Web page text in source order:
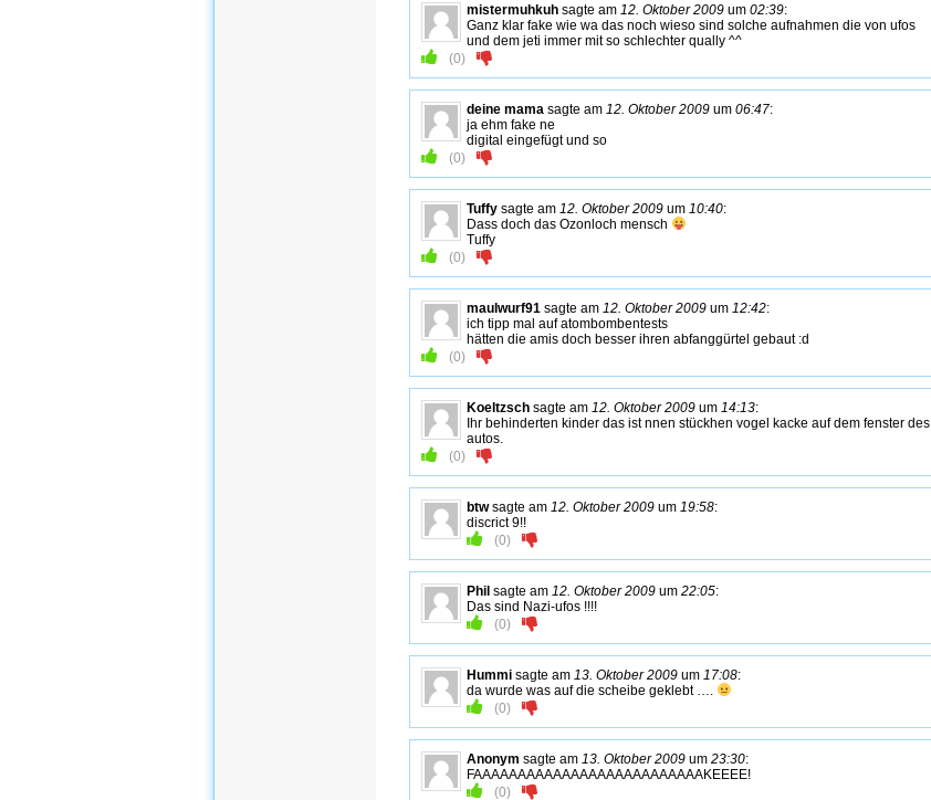
mistermuhkuh sagte am 12. Oktober 2009 um 02:39:
Ganz klar fake wie wa das noch wieso sind solche aufnahmen die von ufos
und dem jeti immer mit so schlechter qually ^^
(0)
deine mama sagte am 12. Oktober 2009 um 06:47:
ja ehm fake ne
digital eingefügt und so
(0)
Tuffy sagte am 12. Oktober 2009 um 10:40:
Dass doch das Ozonloch mensch
Tuffy
(0)
maulwurf91 sagte am 12. Oktober 2009 um 12:42:
ich tipp mal auf atombombentests
hätten die amis doch besser ihren abfanggürtel gebaut :d
(0)
Koeltzsch sagte am 12. Oktober 2009 um 14:13:
Ihr behinderten kinder das ist nnen stückhen vogel kacke auf dem fenster des
autos.
(0)
btwsagte am 12. Oktober 2009 um 19:58:
discrict 9!!
(0)
Phil sagte am 12. Oktober 2009 um 22:05:
Das sind Nazi-ufos !!!!
(0)
Hummi sagte am 13. Oktober 2009 um 17:08:
da wurde was auf die scheibe geklebt ….
(0)
Anonym sagte am 13. Oktober 2009 um 23:30:
FAAAAAAAAAAAAAAAAAAAAAAAAAAKEEEE!
(0)